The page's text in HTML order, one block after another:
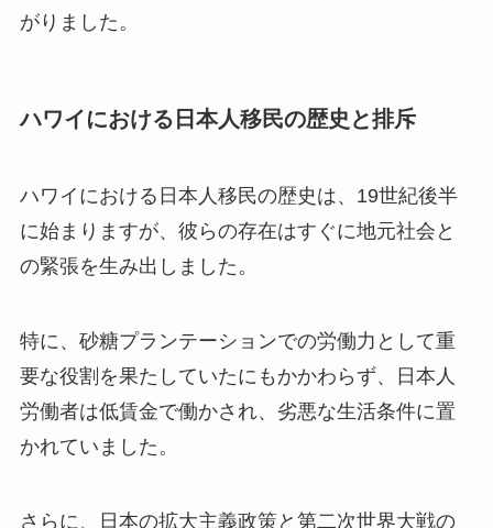
がりました。
ハワイにおける日本人移民の歴史と排斥
ハワイにおける日本人移民の歴史は、19世紀後半
に始まりますが、彼らの存在はすぐに地元社会と
の緊張を生み出しました。
特に、砂糖プランテーションでの労働力として重
要な役割を果たしていたにもかかわらず、日本人
労働者は低賃金で働かされ、劣悪な生活条件に置
かれていました。
さらに、日本の拡大主義政策と第二次世界大戦の